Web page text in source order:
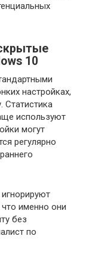
10
настройках,
Статистика
используют
могут
регулярно
именно они
без
по